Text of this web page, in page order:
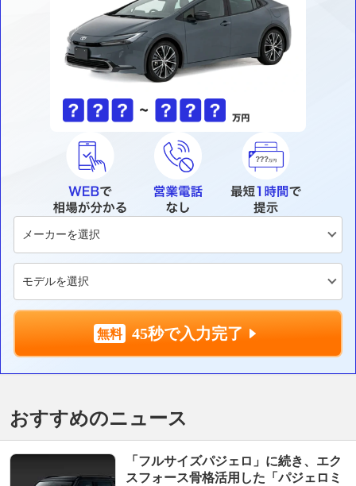
45秒で入力完了
おすすめのニュース
「フルサイズパジェロ」に続き、エク
スフォース骨格活用した「パジェロミ